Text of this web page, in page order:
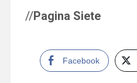
//Pagina Siete
Facebook